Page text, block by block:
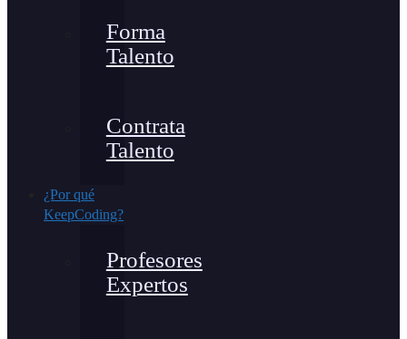
Forma
Talento
Contrata
Talento
¿Por qué
KeepCoding?
Profesores
Expertos